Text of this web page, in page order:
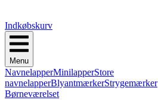
Indkøbskurv
Menu
NavnelapperMinilapperStore
navnelapperBlyantmærkerStrygemærker
Børneværelset